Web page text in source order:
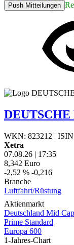
Push Mitteilungen
WKN: 823212 |
Xetra
07.08.26 | 17:35
8,342 Euro
-2,52 % -0,216
Branche
Luftfahrt/Rüstung
Aktienmarkt
Deutschland Mid
Prime Standard
Europa 600
1-Jahres-Chart